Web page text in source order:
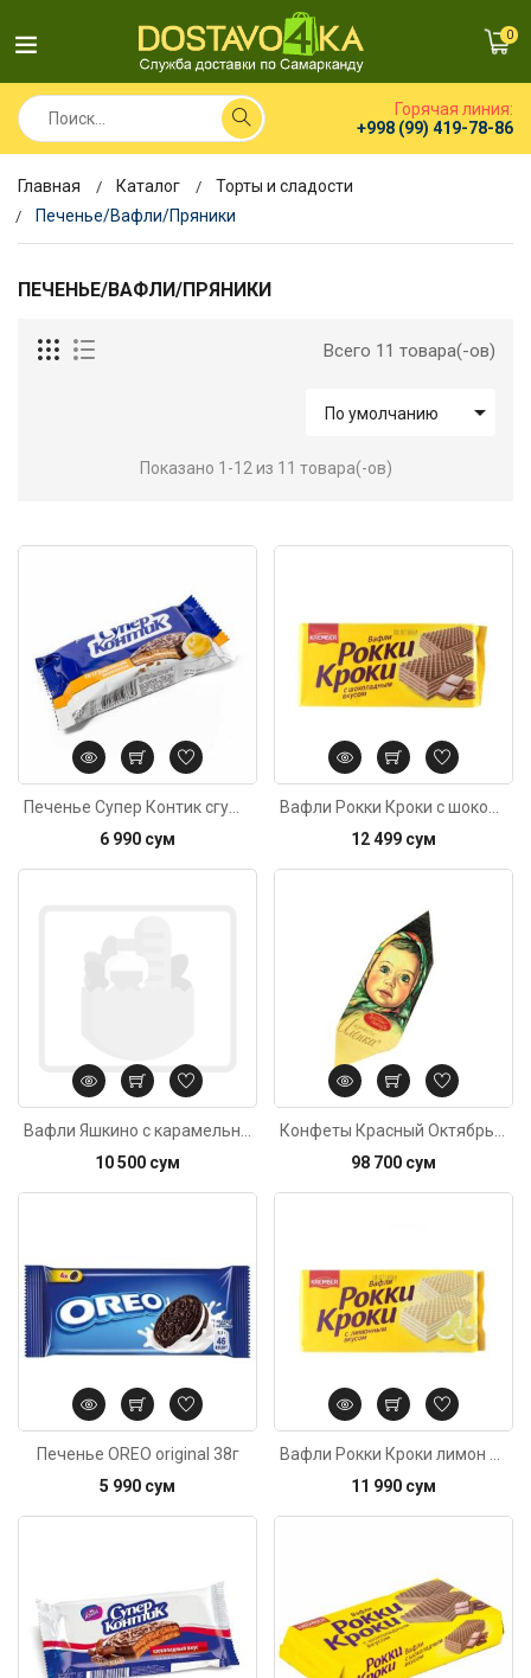
0
Горячая линия:
+998 (99) 419-78-86
Главная Каталог
Торты и сладости
Печенье/Вафли/Пряники
ПЕЧЕНЬЕ/ВАФЛИ/ПРЯНИКИ
Всего 11 товара(-ов)
По умолчанию 
Показано 1-12 из 11 товара(-ов)
6 990 сум
12 499 сум
10 500 сум
98 700 сум
Печенье OREO original 38г
5 990 сум
11 990 сум